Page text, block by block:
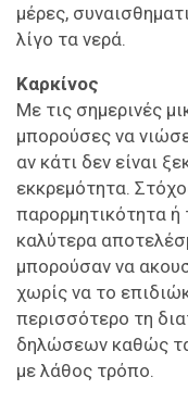
μέρες,
λίγο τα νερά.
Καρκίνος
Με τις σημερινές
μπορούσες να
αν κάτι δεν είναι
εκκρεμότητα.
παρορμητικότητα ή
καλύτερα
μπορούσαν να
χωρίς να το
περισσότερο τη
δηλώσεων καθώς
με λάθος τρόπο.